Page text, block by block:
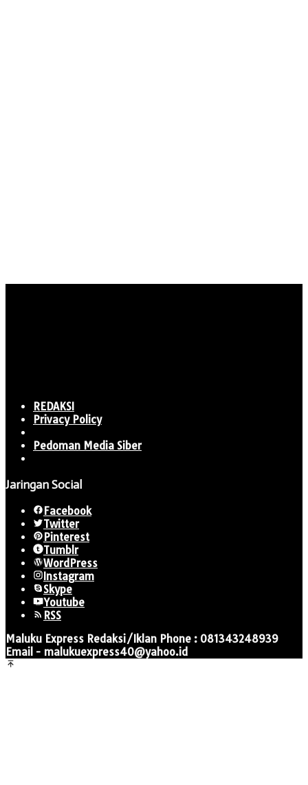
REDAKSI
Privacy Policy
Pedoman Media Siber
Jaringan Social
Facebook
Twitter
Pinterest
Tumblr
WordPress
Instagram
Skype
Youtube
RSS
Maluku Express Redaksi/Iklan Phone : 081343248939
Email - malukuexpress40@yahoo.id